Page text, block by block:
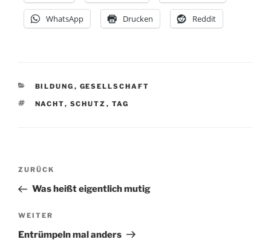
WhatsApp Drucken Reddit
KATEGORIEN
BILDUNG , GESELLSCHAFT
SCHLAGWÖRTER
NACHT, SCHUTZ , TAG
Beitragsnavigation
Vorheriger
Beitrag
ZURÜCK
Was heißt eigentlich mutig
Nächster
Beitrag
WEITER
Entrümpeln mal anders